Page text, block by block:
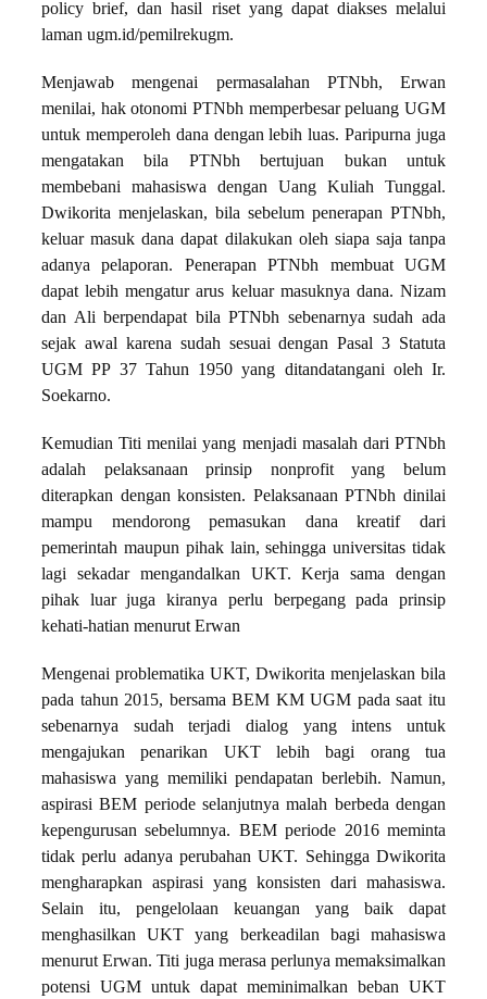
policy brief, dan hasil riset yang dapat diakses melalui
laman ugm.id/pemilrekugm.
Menjawab mengenai permasalahan PTNbh, Erwan
menilai, hak otonomi PTNbh memperbesar peluang UGM
untuk memperoleh dana dengan lebih luas. Paripurna juga
mengatakan bila PTNbh bertujuan bukan untuk
membebani mahasiswa dengan Uang Kuliah Tunggal.
Dwikorita menjelaskan, bila sebelum penerapan PTNbh,
keluar masuk dana dapat dilakukan oleh siapa saja tanpa
adanya pelaporan. Penerapan PTNbh membuat UGM
dapat lebih mengatur arus keluar masuknya dana. Nizam
dan Ali berpendapat bila PTNbh sebenarnya sudah ada
sejak awal karena sudah sesuai dengan Pasal 3 Statuta
UGM PP 37 Tahun 1950 yang ditandatangani oleh Ir.
Soekarno.
Kemudian Titi menilai yang menjadi masalah dari PTNbh
adalah pelaksanaan prinsip nonprofit yang belum
diterapkan dengan konsisten. Pelaksanaan PTNbh dinilai
mampu mendorong pemasukan dana kreatif dari
pemerintah maupun pihak lain, sehingga universitas tidak
lagi sekadar mengandalkan UKT. Kerja sama dengan
pihak luar juga kiranya perlu berpegang pada prinsip
kehati-hatian menurut Erwan
Mengenai problematika UKT, Dwikorita menjelaskan bila
pada tahun 2015, bersama BEM KM UGM pada saat itu
sebenarnya sudah terjadi dialog yang intens untuk
mengajukan penarikan UKT lebih bagi orang tua
mahasiswa yang memiliki pendapatan berlebih. Namun,
aspirasi BEM periode selanjutnya malah berbeda dengan
kepengurusan sebelumnya. BEM periode 2016 meminta
tidak perlu adanya perubahan UKT. Sehingga Dwikorita
mengharapkan aspirasi yang konsisten dari mahasiswa.
Selain itu, pengelolaan keuangan yang baik dapat
menghasilkan UKT yang berkeadilan bagi mahasiswa
menurut Erwan. Titi juga merasa perlunya memaksimalkan
potensi UGM untuk dapat meminimalkan beban UKT